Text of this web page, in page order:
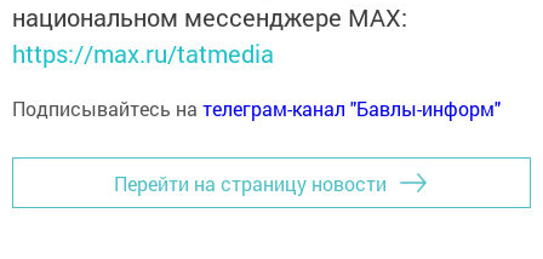
национальном мессенджере MАХ:
https://max.ru/tatmedia
Подписывайтесь на телеграм-канал "Бавлы-информ"
Перейти на страницу новости